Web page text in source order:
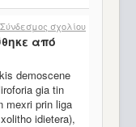
Σύνδεσμος σχολίου
από
demoscene
gia tin
mexri prin liga
idietera),